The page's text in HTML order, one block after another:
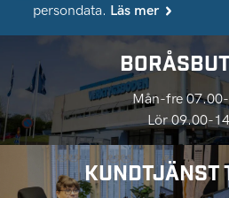
persondata. Läs mer
Mån-fre
Lör 09.00-
KUNDTJÄNST